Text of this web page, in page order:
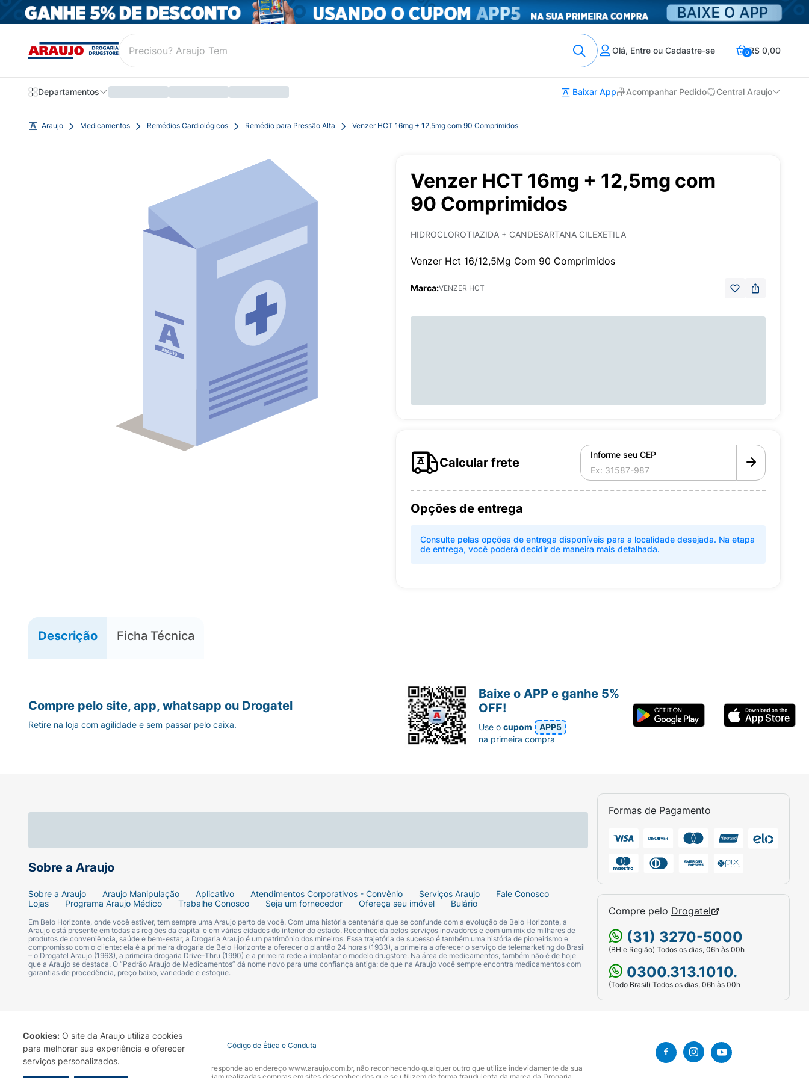
Cookies: O site da Araujo utiliza cookies
para melhorar sua experiência e oferecer
serviços personalizados.
Olá, Entre ou Cadastre-se 0R$ 0,00
Departamentos Baixar App Acompanhar Pedido Central Araujo
Araujo Medicamentos Remédios Cardiológicos Remédio para Pressão Alta Venzer HCT 16mg + 12,5mg com 90 Comprimidos
Venzer HCT 16mg + 12,5mg com
90 Comprimidos
HIDROCLOROTIAZIDA + CANDESARTANA CILEXETILA
Venzer Hct 16/12,5Mg Com 90 Comprimidos
Marca:VENZER HCT
Calcular frete
Informe seu CEP
Opções de entrega
Consulte pelas opções de entrega disponíveis para a localidade desejada. Na etapa
de entrega, você poderá decidir de maneira mais detalhada.
Descrição Ficha Técnica
Sobre a Araujo
Sobre a Araujo Araujo Manipulação Aplicativo Atendimentos Corporativos - Convênio Serviços Araujo
Fale Conosco
Lojas
Programa Araujo Médico Trabalhe Conosco Seja um fornecedor Ofereça seu imóvel Bulário
Em Belo Horizonte, onde você estiver, tem sempre uma Araujo perto de você. Com uma história centenária que se confunde com a evolução de Belo Horizonte, a
Araujo está presente em todas as regiões da capital e em várias cidades do interior do estado. Reconhecida pelos serviços inovadores e com um mix de milhares de
produtos de conveniência, saúde e bem-estar, a Drogaria Araujo é um patrimônio dos mineiros. Essa trajetória de sucesso é também uma história de pioneirismo e
compromisso com o cliente: ela é a primeira drogaria de Belo Horizonte a oferecer o plantão 24 horas (1933), a primeira a oferecer o serviço de telemarketing do Brasil
– o Drogatel Araujo (1963), a primeira drogaria Drive-Thru (1990) e a primeira rede a implantar o modelo drugstore. Na área de medicamentos, também não é de hoje
que a Araujo se destaca. O “Padrão Araujo de Medicamentos” dá nome novo para uma confiança antiga: de que na Araujo você sempre encontra medicamentos com
garantias de procedência, preço baixo, variedade e estoque.
Formas de Pagamento
Compre pelo Drogatel
(31) 3270-5000
(BH e Região) Todos os dias, 06h às 00h
0300.313.1010.
(Todo Brasil) Todos os dias, 06h às 00h
Compre pelo site, app, whatsapp ou Drogatel
Retire na loja com agilidade e sem passar pelo caixa.
Baixe o APP e ganhe 5%
OFF!
Use ocupom
APP5
na primeira compra
Termo de Uso Portal da Privacidade Covid-19 Código de Ética e Conduta
A Drogaria Araujo S/A informa que o seu site oficial corresponde ao endereço www.araujo.com.br, não reconhecendo qualquer outro que utilize indevidamente da sua